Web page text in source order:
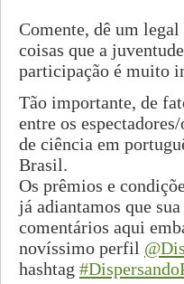
Comente, dê um
coisas que a
participação é muito
Tão importante, de
entre os
de ciência em
Brasil.
Os prêmios e
já adiantamos que
comentários aqui
novíssimo perfil
hashtag